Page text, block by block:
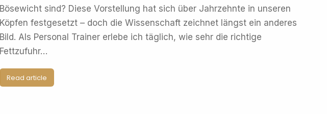
Bösewicht sind? Diese Vorstellung hat sich über Jahrzehnte in unseren
Köpfen festgesetzt – doch die Wissenschaft zeichnet längst ein anderes
Bild. Als Personal Trainer erlebe ich täglich, wie sehr die richtige
Fettzufuhr…
Read article